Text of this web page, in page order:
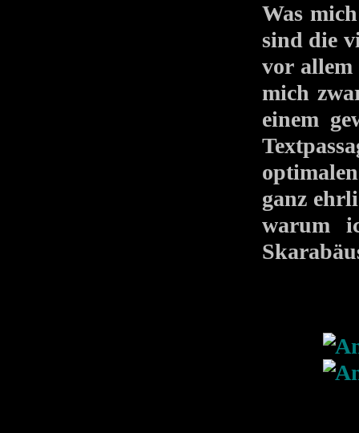
Was
sind die
vor allem
mich
einem
ganz
warum